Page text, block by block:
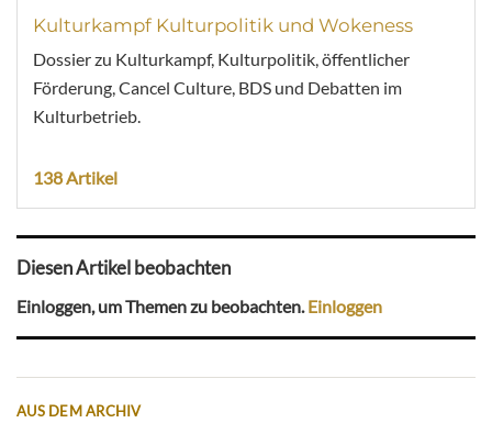
Kulturkampf Kulturpolitik und Wokeness
Dossier zu Kulturkampf, Kulturpolitik, öffentlicher
Förderung, Cancel Culture, BDS und Debatten im
Kulturbetrieb.
138 Artikel
Diesen Artikel beobachten
Einloggen, um Themen zu beobachten.Einloggen
AUS DEM ARCHIV